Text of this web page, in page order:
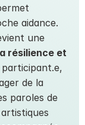
aidance.
résilience et
de la
paroles de